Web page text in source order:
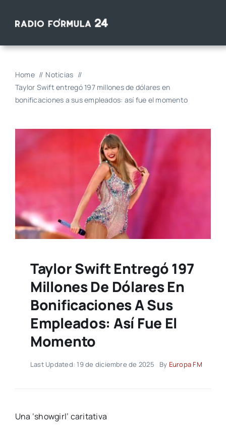
Home
Noticias
Taylor Swift entregó 197 millones de dólares en
bonificaciones a sus empleados: así fue el momento
Taylor Swift Entregó 197
Millones De Dólares En
Bonificaciones A Sus
Empleados: Así Fue El
Momento
Last Updated: 19 de diciembre de 2025 By Europa FM
Una ‘showgirl’ caritativa